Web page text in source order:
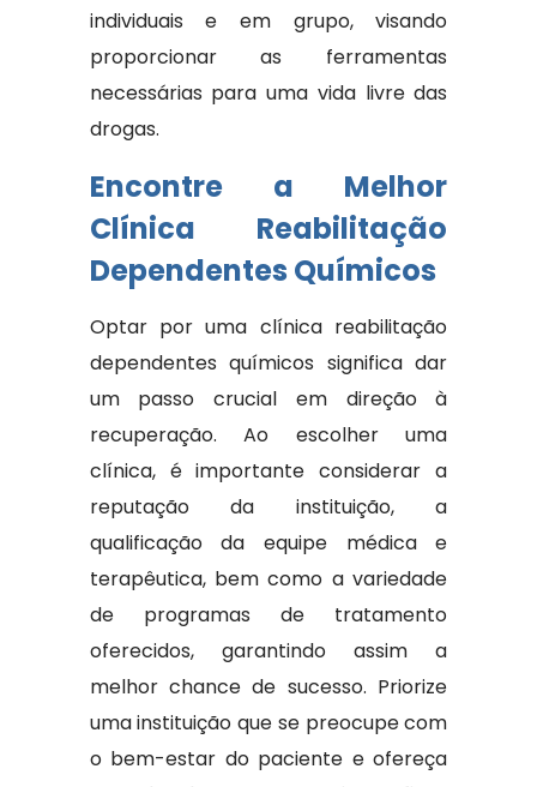
individuais e em grupo, visando
proporcionar as ferramentas
necessárias para uma vida livre das
drogas.
Encontre a Melhor
Clínica Reabilitação
Dependentes Químicos
Optar por uma clínica reabilitação
dependentes químicos significa dar
um passo crucial em direção à
recuperação. Ao escolher uma
clínica, é importante considerar a
reputação da instituição, a
qualificação da equipe médica e
terapêutica, bem como a variedade
de programas de tratamento
oferecidos, garantindo assim a
melhor chance de sucesso. Priorize
uma instituição que se preocupe com
o bem-estar do paciente e ofereça